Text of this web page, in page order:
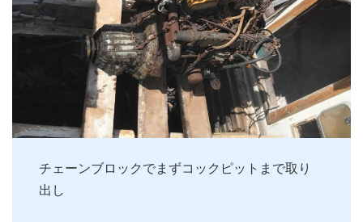
チェーンブロックでまずコックピットまで取り
出し